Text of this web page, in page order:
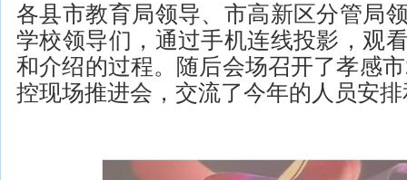
各县市教育局领导、市高新区分管局
学校领导们，通过手机连线投影，观
和介绍的过程。随后会场召开了孝感
控现场推进会，交流了今年的人员安